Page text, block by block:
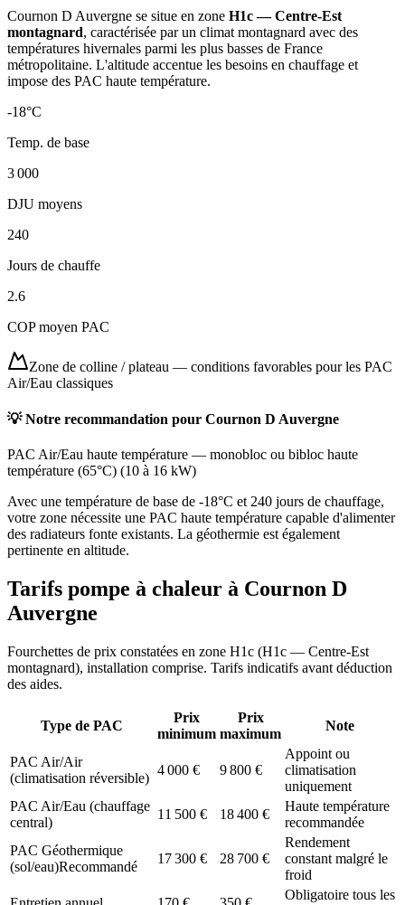
Cournon D Auvergne se situe en zone H1c — Centre-Est
montagnard, caractérisée par un climat montagnard avec des
températures hivernales parmi les plus basses de France
métropolitaine. L'altitude accentue les besoins en chauffage et
impose des PAC haute température.
-18°C
Temp. de base
3 000
DJU moyens
240
Jours de chauffe
2.6
COP moyen PAC
Zone de colline / plateau — conditions favorables pour les PAC
Air/Eau classiques
💡 Notre recommandation pour Cournon D Auvergne
PAC Air/Eau haute température — monobloc ou bibloc haute
température (65°C) (10 à 16 kW)
Avec une température de base de -18°C et 240 jours de chauffage,
votre zone nécessite une PAC haute température capable d'alimenter
des radiateurs fonte existants. La géothermie est également
pertinente en altitude.
Tarifs pompe à chaleur à Cournon D
Auvergne
Fourchettes de prix constatées en zone H1c (H1c — Centre-Est
montagnard), installation comprise. Tarifs indicatifs avant déduction
des aides.
Type de PAC
Prix
minimum
Prix
maximum
Note
PAC Air/Air
(climatisation réversible)
4 000 € 9 800 €
Appoint ou
climatisation
uniquement
PAC Air/Eau (chauffage
central)
11 500 € 18 400 €
Haute température
recommandée
PAC Géothermique
(sol/eau)Recommandé
17 300 € 28 700 €
Rendement
constant malgré le
froid
Obligatoire tous les